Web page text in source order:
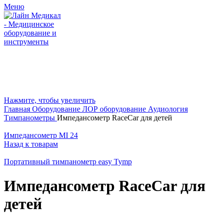
Меню
Нажмите, чтобы увеличить
Главная Оборудование ЛОР оборудование Аудиология
Тимпанометры Импедансометр RaceCar для детей
Импедансометр MI 24
Назад к товарам
Портативный тимпанометр easy Tymp
Импедансометр RaceCar для
детей